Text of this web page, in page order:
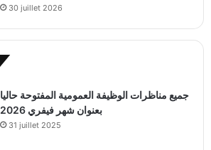
30 juillet 2026
جميع مناظرات الوظيفة العمومية المفتوحة حاليا
بعنوان شهر فيفري 2026
31 juillet 2025